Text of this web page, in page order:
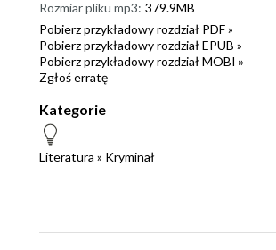
Rozmiar pliku mp3: 379.9MB
Pobierz przykładowy rozdział PDF »
Pobierz przykładowy rozdział EPUB »
Pobierz przykładowy rozdział MOBI »
Zgłoś erratę
Kategorie
Literatura » Kryminał